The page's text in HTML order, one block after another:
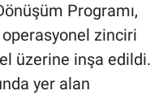
Programı,
zinciri
üzerine inşa edildi.
yer alan